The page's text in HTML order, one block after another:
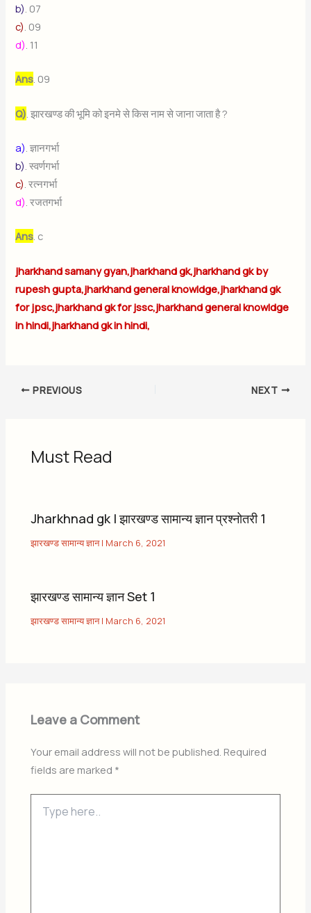
b) . 07
c) . 09
d) . 11
Ans. 09
Q) . झारखण्ड की भूमि को इनमे से किस नाम से जाना जाता है ?
a) . ज्ञानगर्भा
b) . स्वर्णगर्भा
c) . रत्नगर्भा
d) . रजतगर्भा
Ans. c
jharkhand samany gyan,jharkhand gk,jharkhand gk by
rupesh gupta,jharkhand general knowldge,jharkhand gk
for jpsc,jharkhand gk for jssc,jharkhand general knowldge
in hindi,jharkhand gk in hindi,
PREVIOUS NEXT
Must Read
Jharkhnad gk | झारखण्ड सामान्य ज्ञान प्रश्नोतरी 1
झारखण्ड सामान्य ज्ञान| March 6, 2021
झारखण्ड सामान्य ज्ञान Set 1
झारखण्ड सामान्य ज्ञान| March 6, 2021
Leave a Comment
Your email address will not be published. Required
fields are marked *
here..